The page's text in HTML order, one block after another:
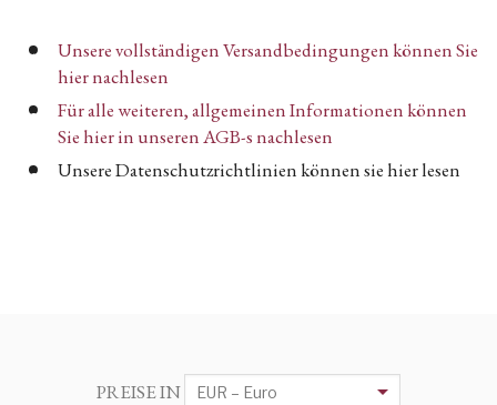
Unsere vollständigen Versandbedingungen können Sie
hier nachlesen
Für alle weiteren, allgemeinen Informationen können
Sie hier in unseren AGB-s nachlesen
Unsere Datenschutzrichtlinien können sie hier lesen
PREISE IN